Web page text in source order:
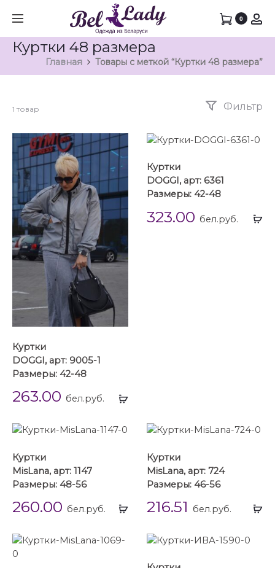
0
Куртки 48 размера
Главная Товары с меткой “Куртки 48 размера”
1 товар Фильтр
Выбрать
Куртки
DOGGI, арт: 9005-1
Размеры: 42-48
263.00 бел.руб.
Куртки
DOGGI, арт: 6361
Размеры: 42-48
323.00 бел.руб.
Выбрать
Куртки
MisLana, арт: 1147
Размеры: 48-56
260.00 бел.руб.
Куртки
MisLana, арт: 724
Размеры: 46-56
216.51 бел.руб.